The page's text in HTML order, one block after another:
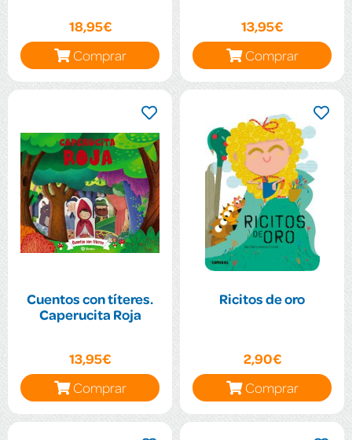
18,95€
Comprar
13,95€
Comprar
Cuentos con títeres.
Caperucita Roja
13,95€
Comprar
Ricitos de oro
2,90€
Comprar